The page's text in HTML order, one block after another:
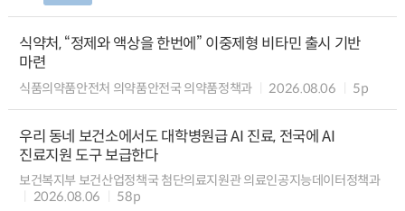
식약처, “정제와 액상을 한번에” 이중제형 비타민 출시 기반
마련
식품의약품안전처 의약품안전국 의약품정책과 2026.08.06 5p
우리 동네 보건소에서도 대학병원급 AI 진료, 전국에 AI
진료지원 도구 보급한다
보건복지부 보건산업정책국 첨단의료지원관 의료인공지능데이터정책과
2026.08.06
58p